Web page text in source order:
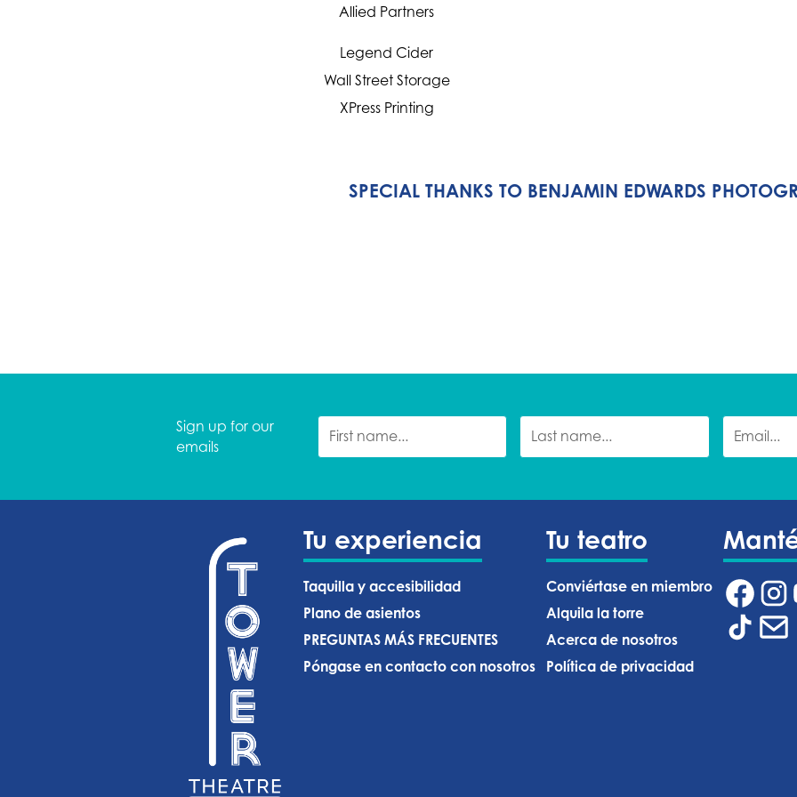
Allied Partners
Legend Cider
Wall Street Storage
XPress Printing
SPECIAL THANKS TO BENJAMIN EDWARDS
Sign up for our
emails
Tu experiencia
Taquilla y accesibilidad
Plano de asientos
PREGUNTAS MÁS FRECUENTES
Póngase en contacto con nosotros
Tu teatro
Conviértase en miembro
Alquila la torre
Acerca de nosotros
Política de privacidad ‍